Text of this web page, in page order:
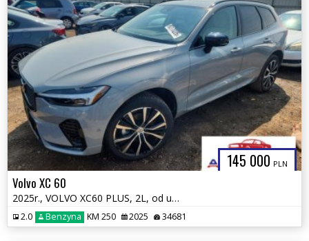
145 000 PLN
Volvo XC 60
2025r., VOLVO XC60 PLUS, 2L, od ubezpieczalni
2.0 Benzyna KM 250 2025 34681